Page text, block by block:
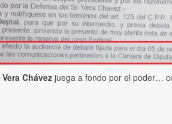
Chávezjuega a fondo por el poder…